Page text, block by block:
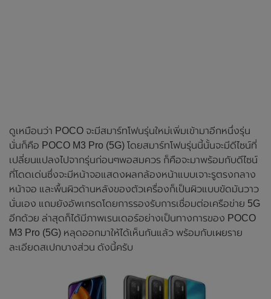
ดูเหมือนว่า POCO จะมีสมาร์ทโฟนรุ่นใหม่เพิ่มเข้ามาอีกหนึ่งรุ่น
นั่นก็คือ POCO M3 Pro (5G) โดยสมาร์ทโฟนรุ่นนี้นั้นจะมีดีไซน์ที่
เปลี่ยนแปลงไปจากรุ่นก่อนๆพอสมควร ก็คือจะมาพร้อมกับดีไซน์
ที่โดดเด่นซึ่งจะมีหน้าจอแสดงผลกล้องหน้าแบบเจาะรูตรงกลาง
หน้าจอ และพื้นผิวด้านหลังของตัวเครื่องก็เป็นผิวแบบขัดมันวาว
นั่นเอง แถมยังอัพเกรดโดยการรองรับการเชื่อมต่อเครือข่าย 5G
อีกด้วย ล่าสุดก็ได้มีภาพเรนเดอร์อย่างเป็นทางการของ POCO
M3 Pro (5G) หลุดออกมาให้ได้เห็นกันแล้ว พร้อมกับเผยราย
ละเอียดสเปกบางส่วน ดังนี้ครับ